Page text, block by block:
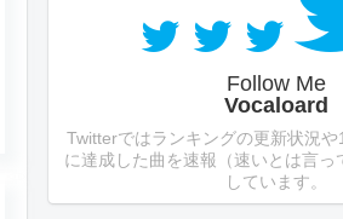
Follow Me
Vocaloard
Twitterではランキングの更新状況
に達成した曲を速報（速いとは言っ
しています。